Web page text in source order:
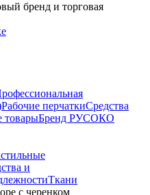
бренд и торговая
Рабочие перчаткиСредства
товарыБренд РУСОКО
и
Ткани
с черенком